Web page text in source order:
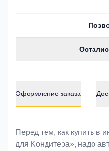
Оформление заказа
Оформление заказа
Перед тем, как купить в
для Koндитeрa», надо